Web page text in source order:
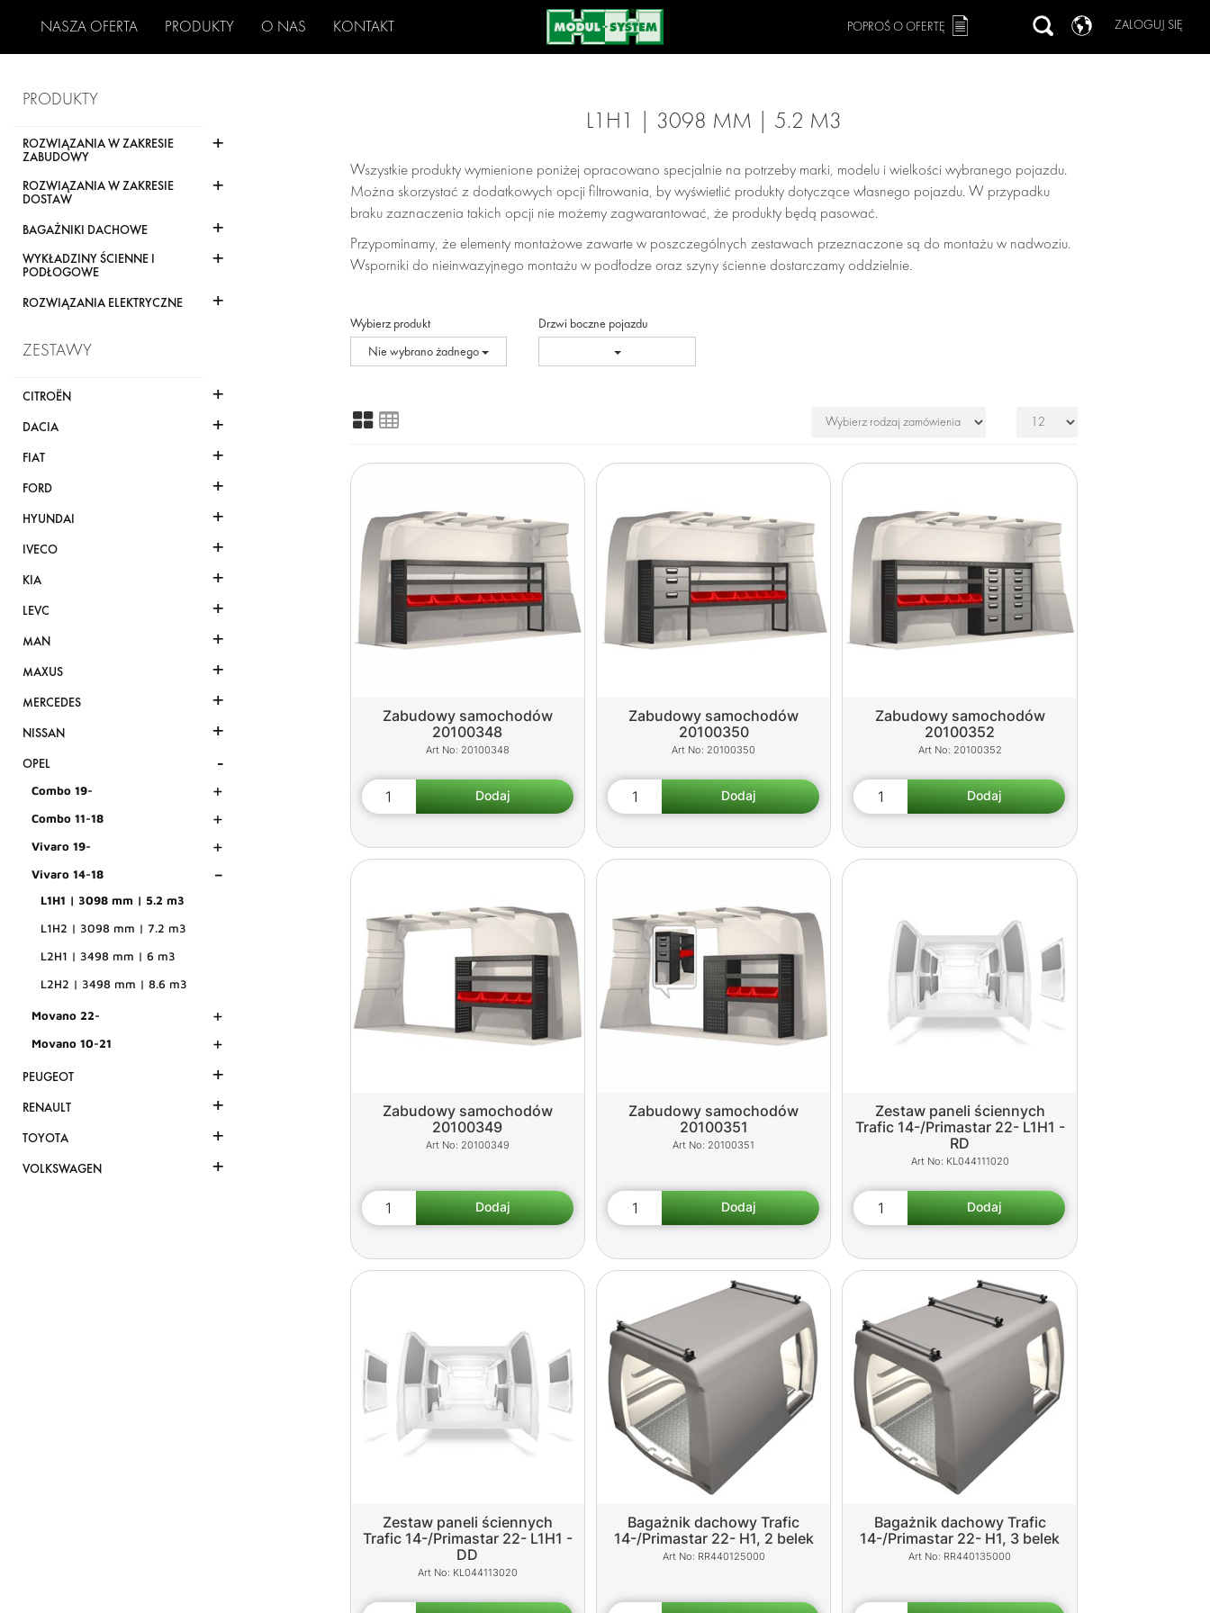
NASZA OFERTA PRODUKTY O NAS KONTAKT ZALOGUJ SIĘ
POPROŚ O OFERTĘ
PRODUKTY
ROZWIĄZANIA W ZAKRESIE
ZABUDOWY
+
ROZWIĄZANIA W ZAKRESIE
DOSTAW
+
BAGAŻNIKI DACHOWE +
WYKŁADZINY ŚCIENNE I
PODŁOGOWE
+
ROZWIĄZANIA ELEKTRYCZNE +
ZESTAWY
CITROËN +
DACIA +
FIAT +
FORD +
HYUNDAI +
IVECO +
KIA +
LEVC +
MAN +
MAXUS +
MERCEDES +
NISSAN +
OPEL -
Combo 19- +
Combo 11-18 +
Vivaro 19- +
Vivaro 14-18 -
L1H1 | 3098 mm | 5.2 m3
L1H2 | 3098 mm | 7.2 m3
L2H1 | 3498 mm | 6 m3
L2H2 | 3498 mm | 8.6 m3
Movano 22- +
Movano 10-21 +
PEUGEOT +
RENAULT +
TOYOTA +
VOLKSWAGEN +
L1H1 | 3098 MM | 5.2 M3
Wszystkie produkty wymienione poniżej opracowano specjalnie na potrzeby marki, modelu i wielkości wybranego pojazdu.
Można skorzystać z dodatkowych opcji filtrowania, by wyświetlić produkty dotyczące własnego pojazdu. W przypadku
braku zaznaczenia takich opcji nie możemy zagwarantować, że produkty będą pasować.
Przypominamy, że elementy montażowe zawarte w poszczególnych zestawach przeznaczone są do montażu w nadwoziu.
Wsporniki do nieinwazyjnego montażu w podłodze oraz szyny ścienne dostarczamy oddzielnie.
Wybierz produkt
Nie wybrano żadnego
Drzwi boczne pojazdu
Zabudowy samochodów
20100348
20100348
Zabudowy samochodów
20100350
20100350
Zabudowy samochodów
20100352
20100352
Zabudowy samochodów
20100349
20100349
Zabudowy samochodów
20100351
20100351
Zestaw paneli ściennych
Trafic 14-/Primastar 22- L1H1 -
RD
KL044111020
Zestaw paneli ściennych
Trafic 14-/Primastar 22- L1H1 -
DD
KL044113020
Bagażnik dachowy Trafic
14-/Primastar 22- H1, 2 belek
RR440125000
Bagażnik dachowy Trafic
14-/Primastar 22- H1, 3 belek
RR440135000